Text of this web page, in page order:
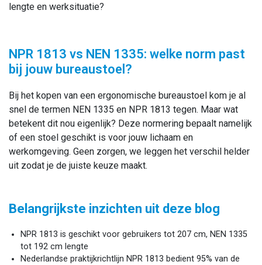
lengte en werksituatie?
NPR 1813 vs NEN 1335: welke norm past
bij jouw bureaustoel?
Bij het kopen van een ergonomische bureaustoel kom je al
snel de termen NEN 1335 en NPR 1813 tegen. Maar wat
betekent dit nou eigenlijk? Deze normering bepaalt namelijk
of een stoel geschikt is voor jouw lichaam en
werkomgeving. Geen zorgen, we leggen het verschil helder
uit zodat je de juiste keuze maakt.
Belangrijkste inzichten uit deze blog
NPR 1813 is geschikt voor gebruikers tot 207 cm, NEN 1335
tot 192 cm lengte
Nederlandse praktijkrichtlijn NPR 1813 bedient 95% van de